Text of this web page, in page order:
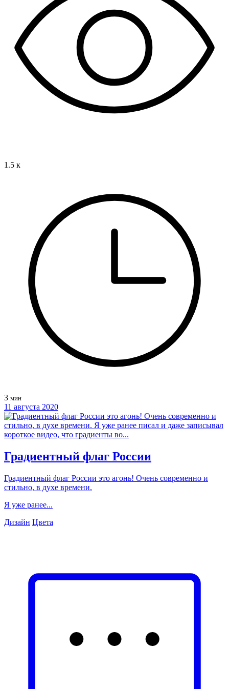
1.5 к
3 мин
11 августа 2020
Градиентный флаг России
Градиентный флаг России это агонь! Очень современно и
стильно, в духе времени.
Я уже ранее...
Дизайн Цвета